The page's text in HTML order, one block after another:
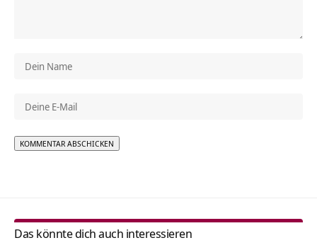
Das könnte dich auch interessieren